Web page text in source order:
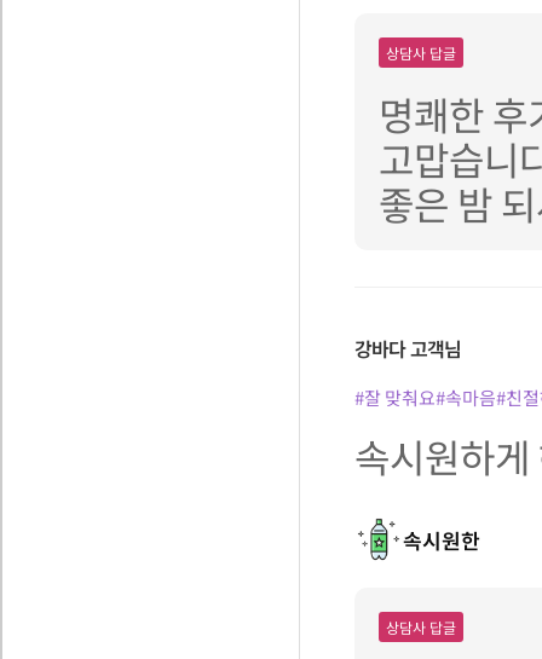
상담사 답글
명쾌한
고맙습니
좋은 밤
강바다고객님
#잘 맞춰요#속마음#친
속시원하
속시원한
상담사 답글